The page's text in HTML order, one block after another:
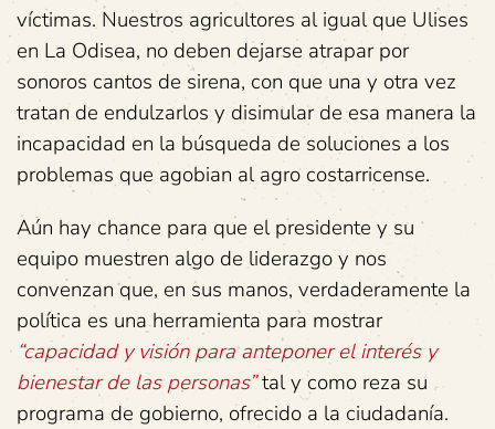
víctimas. Nuestros agricultores al igual que Ulises
en La Odisea, no deben dejarse atrapar por
sonoros cantos de sirena, con que una y otra vez
tratan de endulzarlos y disimular de esa manera la
incapacidad en la búsqueda de soluciones a los
problemas que agobian al agro costarricense.
Aún hay chance para que el presidente y su
equipo muestren algo de liderazgo y nos
convenzan que, en sus manos, verdaderamente la
política es una herramienta para mostrar
“capacidad y visión para anteponer el interés y
bienestar de las personas”tal y como reza su
programa de gobierno, ofrecido a la ciudadanía.